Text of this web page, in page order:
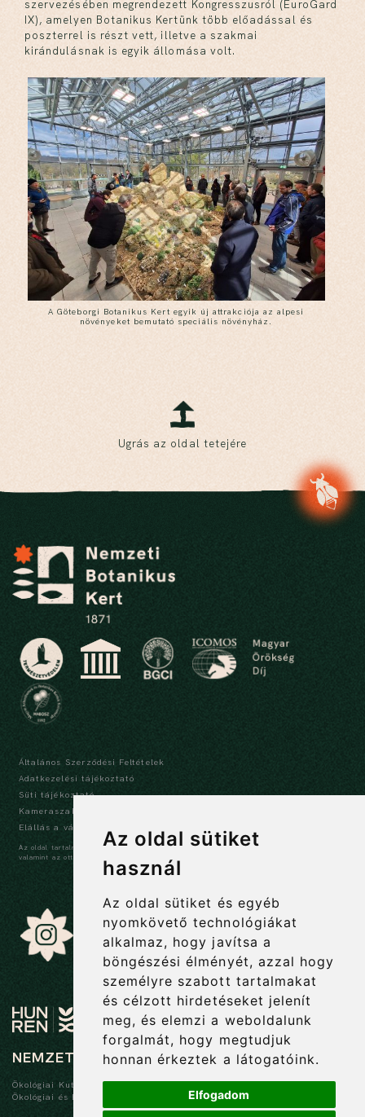
Az oldal sütiket
használ
Az oldal sütiket és egyéb
nyomkövető technológiákat
alkalmaz, hogy javítsa a
böngészési élményét, azzal hogy
személyre szabott tartalmakat
és célzott hirdetéseket jelenít
meg, és elemzi a weboldalunk
forgalmát, hogy megtudjuk
honnan érkeztek a látogatóink.
Elfogadom
szervezésében megrendezett Kongresszusról (EuroGard
IX), amelyen Botanikus Kertünk több előadással és
poszterrel is részt vett, illetve a szakmai
kirándulásnak is egyik állomása volt.
A Göteborgi Botanikus Kert egyik új attrakciója az alpesi
növényeket bemutató speciális növényház.
Ugrás az oldal tetejére
Általános Szerződési Feltételek
Adatkezelési tájékoztató
Süti tájékoztató
Kameraszabályzat és tájékoztató
Elállás a vásárlástól
Az oldal tartalma szerzői jogi védelem alatt áll, a tartalmak idézése során a forrás,
valamint az ott megjelölt szerző megnevezése kötelező -
NEMZETI BOTANIKUS KERT
Ökológiai Kutatóközpont
Ökológiai és Botanikai Intézet